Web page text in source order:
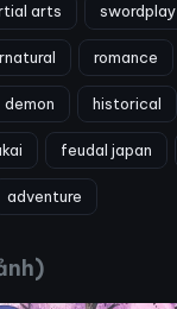
arts swordplay
romance
demon historical
feudal japan
adventure